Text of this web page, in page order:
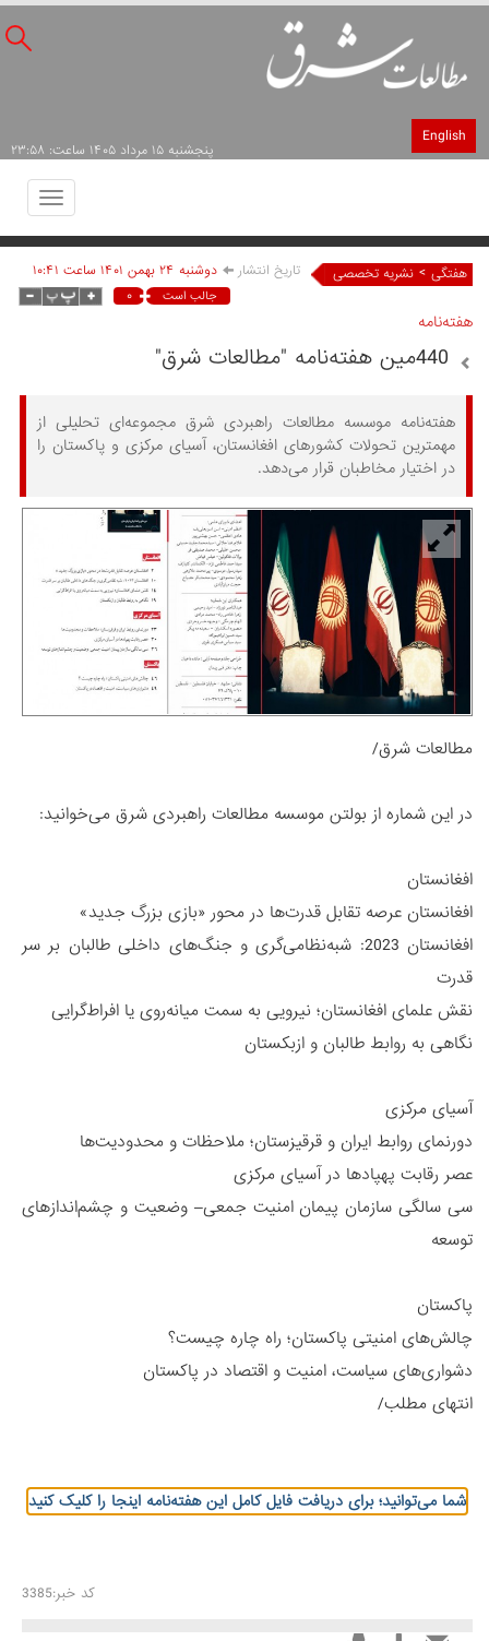
English
پنجشنبه ۱۵ مرداد ۱۴۰۵ ساعت: ۲۳:۵۸
Toggle
هفتگی > نشریه تخصصی تاریخ انتشار دوشنبه ۲۴ بهمن ۱۴۰۱ ساعت ۱۰:۴۱
جالب است ۰
هفته‌نامه
440مین هفته‌نامه "مطالعات شرق"
هفته‌نامه موسسه مطالعات راهبردی شرق مجموعه‌ای تحلیلی از
مهمترین تحولات کشورهای افغانستان، آسیای مرکزی و پاکستان را
در اختیار مخاطبان قرار می‌دهد.
مطالعات شرق/
در این شماره از بولتن موسسه مطالعات راهبردی شرق می‌خوانید:
افغانستان
افغانستان عرصه تقابل قدرت‌ها در محور «بازی بزرگ جدید»
افغانستان 2023: شبه‌نظامی‌گری و جنگ‌های داخلی طالبان بر سر
قدرت
نقش علمای افغانستان؛ نیرویی به سمت میانه‌روی یا افراط‌گرایی
نگاهی به روابط طالبان و ازبکستان
آسیای مرکزی
دورنمای روابط ایران و قرقیزستان؛ ملاحظات و محدودیت‌ها
عصر رقابت پهپادها در آسیای مرکزی
سی سالگی سازمان پیمان امنیت جمعی– وضعیت و چشم‌اندازهای
توسعه
پاکستان
چالش‌های امنیتی پاکستان؛ راه چاره چیست؟
دشواری‌های سیاست، امنیت و اقتصاد در پاکستان
انتهای مطلب/
شما می‌توانید؛ برای دریافت فایل کامل این هفته‌نامه اینجا را کلیک کنید
کد خبر:3385